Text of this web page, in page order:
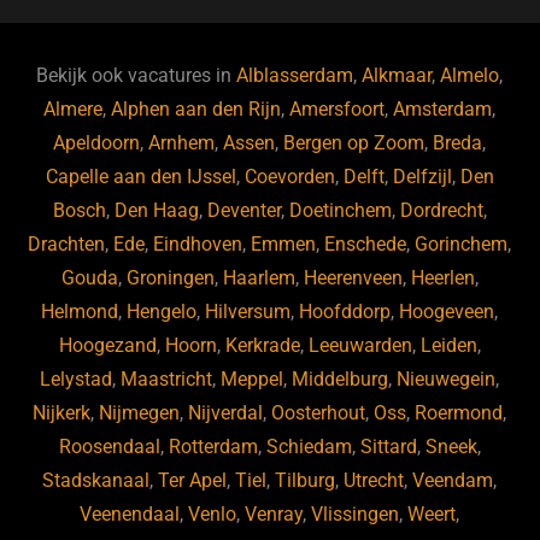
b
o
o
k
ky dI
n
Bekijk ook vacatures inAlblasserdam,Alkmaar,Almelo,
Almere,Alphen aan den Rijn,Amersfoort,Amsterdam,
Apeldoorn,Arnhem,Assen, Bergen op Zoom, Breda,
Capelle aan den IJssel, Coevorden, Delft, Delfzijl, Den
Bosch, Den Haag, Deventer, Doetinchem, Dordrecht,
Drachten, Ede, Eindhoven, Emmen, Enschede, Gorinchem,
Gouda, Groningen, Haarlem, Heerenveen, Heerlen,
Helmond, Hengelo, Hilversum, Hoofddorp, Hoogeveen,
Hoogezand, Hoorn, Kerkrade, Leeuwarden, Leiden,
Lelystad, Maastricht, Meppel, Middelburg, Nieuwegein,
Nijkerk, Nijmegen, Nijverdal, Oosterhout, Oss, Roermond,
Roosendaal, Rotterdam, Schiedam, Sittard, Sneek,
Stadskanaal,Ter Apel,Tiel,Tilburg, Utrecht,Veendam,
Veenendaal,Venlo,Venray,Vlissingen,Weert,